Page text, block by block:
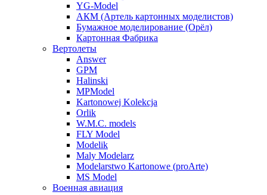
YG-Model
АКМ (Артель картонных моделистов)
Бумажное моделирование (Орёл)
Картонная Фабрика
Вертолеты
Answer
GPM
Halinski
MPModel
Kartonowej Kolekcja
Orlik
W.M.C. models
FLY Model
Modelik
Maly Modelarz
Modelarstwo Kartonowe (proArte)
MS Model
Военная авиация